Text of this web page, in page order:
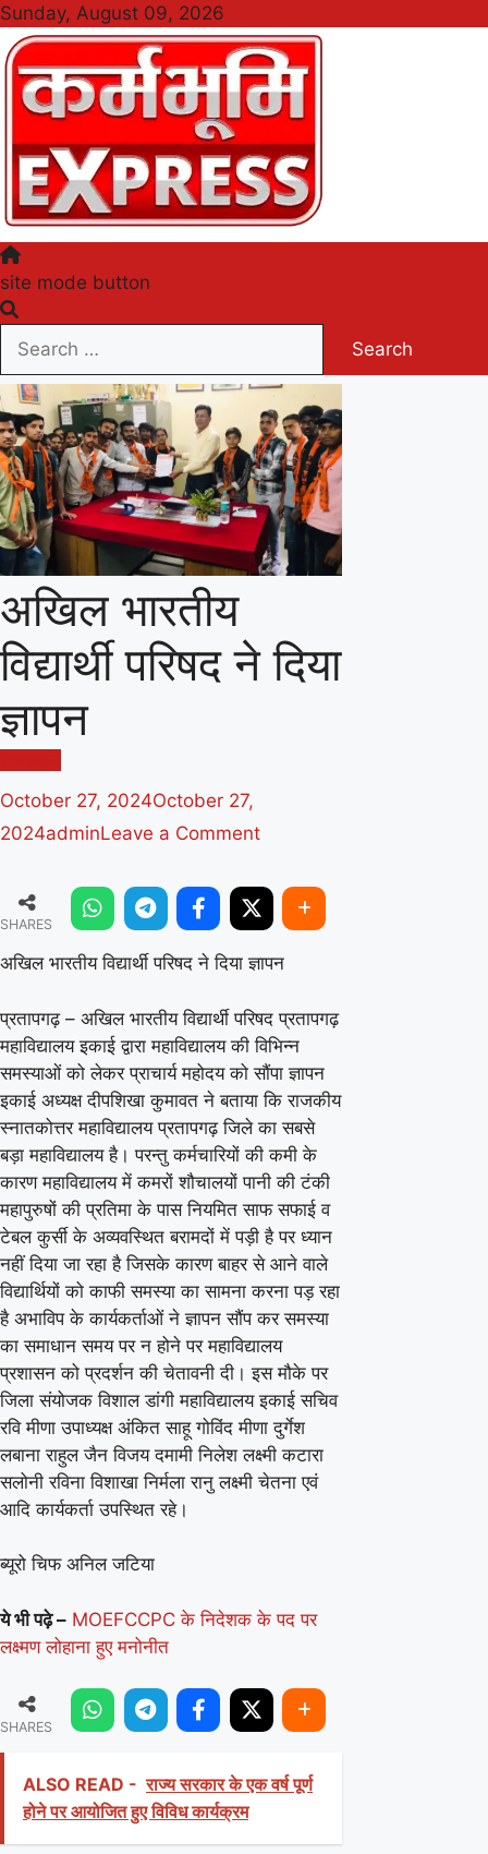
Skip
to
content
Sunday, August 09, 2026
Karmabhumi Express
site mode button
Search
for:
अखिल भारतीय
विद्यार्थी परिषद ने दिया
ज्ञापन
October 27, 2024October 27,
2024adminLeave a Commenton
भारतीय
विद्यार्थी
परिषद
दिया
ज्ञापन
SHARES
अखिल भारतीय विद्यार्थी परिषद ने दिया ज्ञापन
प्रतापगढ़ – अखिल भारतीय विद्यार्थी परिषद प्रतापगढ़
महाविद्यालय इकाई द्वारा महाविद्यालय की विभिन्न
समस्याओं को लेकर प्राचार्य महोदय को सौंपा ज्ञापन
इकाई अध्यक्ष दीपशिखा कुमावत ने बताया कि राजकीय
स्नातकोत्तर महाविद्यालय प्रतापगढ़ जिले का सबसे
बड़ा महाविद्यालय है। परन्तु कर्मचारियों की कमी के
कारण महाविद्यालय में कमरों शौचालयों पानी की टंकी
महापुरुषों की प्रतिमा के पास नियमित साफ सफाई व
टेबल कुर्सी के अव्यवस्थित बरामदों में पड़ी है पर ध्यान
नहीं दिया जा रहा है जिसके कारण बाहर से आने वाले
विद्यार्थियों को काफी समस्या का सामना करना पड़ रहा
है अभाविप के कार्यकर्ताओं ने ज्ञापन सौंप कर समस्या
का समाधान समय पर न होने पर महाविद्यालय
प्रशासन को प्रदर्शन की चेतावनी दी। इस मौके पर
जिला संयोजक विशाल डांगी महाविद्यालय इकाई सचिव
रवि मीणा उपाध्यक्ष अंकित साहू गोविंद मीणा दुर्गेश
लबाना राहुल जैन विजय दमामी निलेश लक्ष्मी कटारा
सलोनी रविना विशाखा निर्मला रानु लक्ष्मी चेतना एवं
आदि कार्यकर्ता उपस्थित रहे।
ब्यूरो चिफ अनिल जटिया
ये भी पढ़े – MOEFCCPC के निदेशक के पद पर
लक्ष्मण लोहाना हुए मनोनीत
SHARES
ALSO READ - राज्य सरकार के एक वर्ष पूर्ण
होने पर आयोजित हुए विविध कार्यक्रम